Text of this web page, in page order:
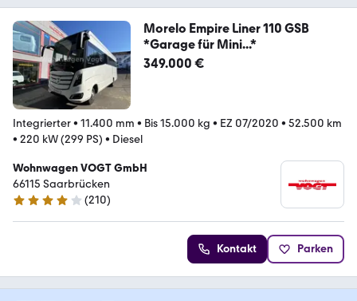
Morelo Empire Liner 110 GSB
*Garage für Mini...*
349.000 €
Integrierter• 11.400 mm • Bis 15.000 kg • EZ 07/2020 • 52.500 km
• 220 kW (299 PS) • Diesel
Wohnwagen VOGT GmbH
66115 Saarbrücken
4.2 Sterne
(210)
Kontakt Parken